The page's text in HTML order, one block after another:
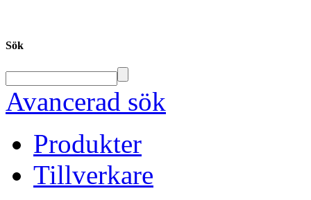
Sök
Avancerad sök
Produkter
Tillverkare